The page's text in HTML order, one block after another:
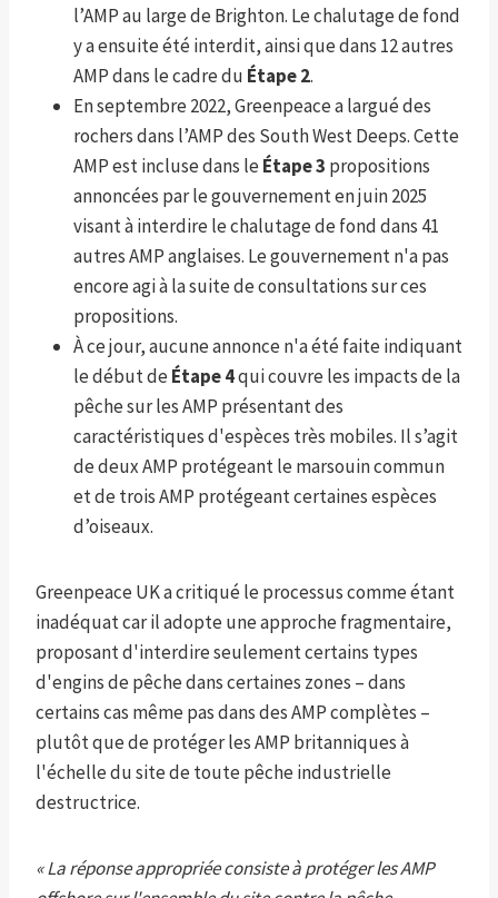
l’AMP au large de Brighton. Le chalutage de fond
y a ensuite été interdit, ainsi que dans 12 autres
AMP dans le cadre du Étape 2.
En septembre 2022, Greenpeace a largué des
rochers dans l’AMP des South West Deeps. Cette
AMP est incluse dans le Étape 3 propositions
annoncées par le gouvernement en juin 2025
visant à interdire le chalutage de fond dans 41
autres AMP anglaises. Le gouvernement n'a pas
encore agi à la suite de consultations sur ces
propositions.
À ce jour, aucune annonce n'a été faite indiquant
le début de Étape 4qui couvre les impacts de la
pêche sur les AMP présentant des
caractéristiques d'espèces très mobiles. Il s’agit
de deux AMP protégeant le marsouin commun
et de trois AMP protégeant certaines espèces
d’oiseaux.
Greenpeace UK a critiqué le processus comme étant
inadéquat car il adopte une approche fragmentaire,
proposant d'interdire seulement certains types
d'engins de pêche dans certaines zones – dans
certains cas même pas dans des AMP complètes –
plutôt que de protéger les AMP britanniques à
l'échelle du site de toute pêche industrielle
destructrice.
« La réponse appropriée consiste à protéger les AMP